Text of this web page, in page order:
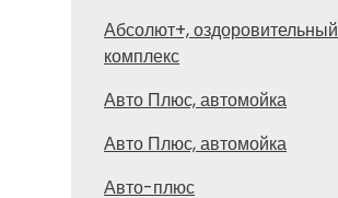
Абсолют+, оздоровительный
комплекс
Авто Плюс, автомойка
Авто Плюс, автомойка
Авто-плюс